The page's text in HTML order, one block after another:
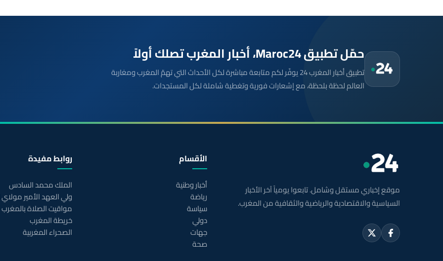
حمّل تطبيق Maroc24، أخبار المغرب تصلك أولاً
تطبيق أخبار المغرب 24 يوفّر لكم متابعة مباشرة لكل الأحداث التي تهمّ المغرب ومغاربة
العالم لحظة بلحظة، مع إشعارات فورية وتغطية شاملة لكل المستجدات.
موقع إخباري مستقل وشامل. تابعوا يومياً آخر الأخبار
السياسية والاقتصادية والرياضية والثقافية من المغرب.
الأقسام
أخبار وطنية
رياضة
سياسة
دولي
جهات
صحة
روابط مفيدة
الملك محمد السادس
ولي العهد الأمير
مواقيت الصلاة بالمغرب
خريطة المغرب
الصحراء المغربية